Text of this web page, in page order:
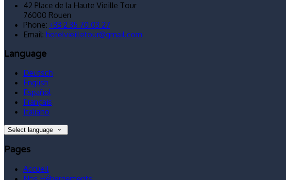
42 Place de la Haute Vieille Tour
76000 Rouen
Phone: +33 2 35 70 03 27
Email: hotelvieilletour@gmail.com
Language
Deutsch
English
Español
Français
Italiano
Select language
Pages
Accueil